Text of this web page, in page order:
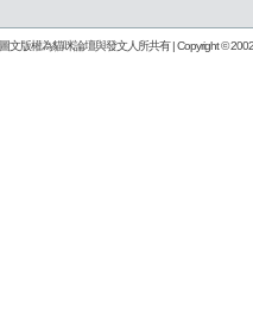
圖文版權為貓咪論壇與發文人所共有 | Copyright ©